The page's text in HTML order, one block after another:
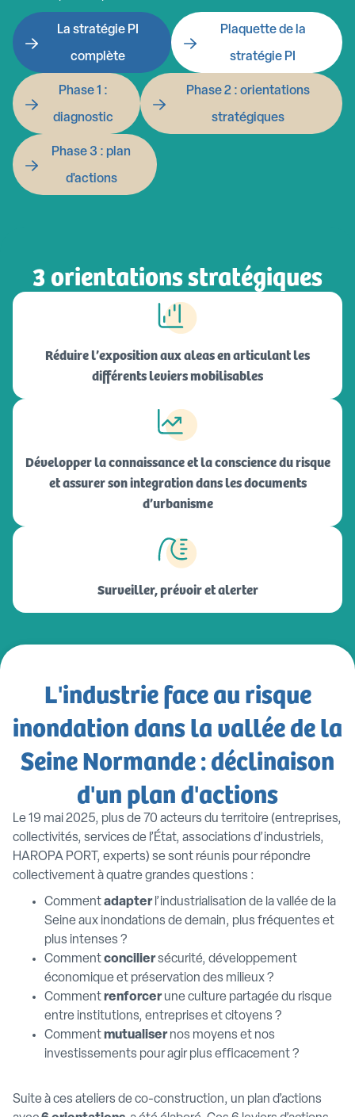
La stratégie PI
complète
Plaquette de la
stratégie PI
Phase 1 :
diagnostic
Phase 2 : orientations
stratégiques
Phase 3 : plan
d'actions
3 orientations stratégiques
Réduire l’exposition aux aleas en articulant les
différents leviers mobilisables
Développer la connaissance et la conscience du risque
et assurer son integration dans les documents
d’urbanisme
Surveiller, prévoir et alerter
L'industrie face au risque
inondation dans la vallée de la
Seine Normande : déclinaison
d'un plan d'actions
Le 19 mai 2025, plus de 70 acteurs du territoire (entreprises,
collectivités, services de l’État, associations d’industriels,
HAROPA PORT, experts) se sont réunis pour répondre
collectivement à quatre grandes questions :
Commentadapterl’industrialisation de la vallée de la
Seine aux inondations de demain, plus fréquentes et
plus intenses ?
Commentconciliersécurité, développement
économique et préservation des milieux ?
Commentrenforcerune culture partagée du risque
entre institutions, entreprises et citoyens ?
Commentmutualisernos moyens et nos
investissements pour agir plus efficacement ?
Suite à ces ateliers de co-construction, un plan d’actions